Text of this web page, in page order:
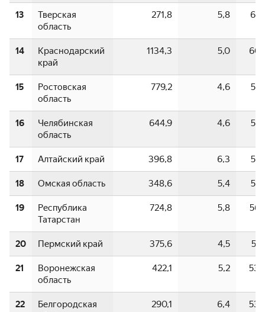
13
Тверская
область
271,8 5,8
14
Краснодарский
край
1134,3 5,0
15
Ростовская
область
779,2 4,6
16
Челябинская
область
644,9 4,6
17 Алтайский край 396,8 6,3
18 Омская область 348,6 5,4
19
Республика
Татарстан
724,8 5,8
20 Пермский край 375,6 4,5
21
Воронежская
область
422,1 5,2
22
Белгородская
290,1 6,4